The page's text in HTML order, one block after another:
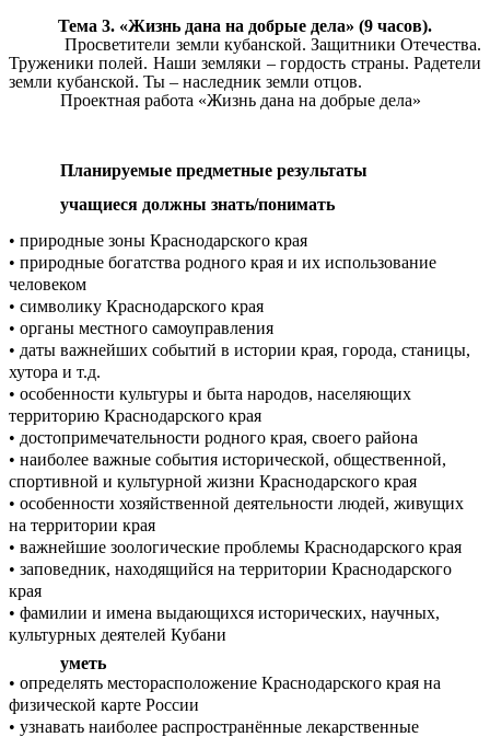
Тема 3. «Жизнь дана на добрые дела» (9 часов).
Просветители земли кубанской. Защитники Отечества.
Труженики полей. Наши земляки – гордость страны. Радетели
земли кубанской. Ты – наследник земли отцов.
Проектная работа «Жизнь дана на добрые дела»
Планируемые предметные результаты
учащиеся должны знать/понимать
• природные зоны Краснодарского края
• природные богатства родного края и их использование
человеком
• символику Краснодарского края
• органы местного самоуправления
• даты важнейших событий в истории края, города, станицы,
хутора и т.д.
• особенности культуры и быта народов, населяющих
территорию Краснодарского края
• достопримечательности родного края, своего района
• наиболее важные события исторической, общественной,
спортивной и культурной жизни Краснодарского края
• особенности хозяйственной деятельности людей, живущих
на территории края
• важнейшие зоологические проблемы Краснодарского края
• заповедник, находящийся на территории Краснодарского
края
• фамилии и имена выдающихся исторических, научных,
культурных деятелей Кубани
уметь
• определять месторасположение Краснодарского края на
физической карте России
• узнавать наиболее распространённые лекарственные